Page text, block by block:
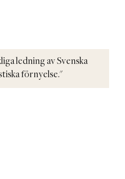
ledning av Svenska
förnyelse."